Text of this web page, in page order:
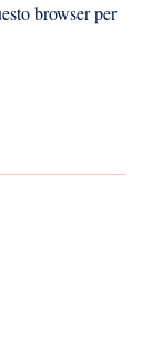
browser per